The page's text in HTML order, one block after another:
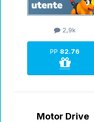
2,9k
PP 82.76
Motor Drive